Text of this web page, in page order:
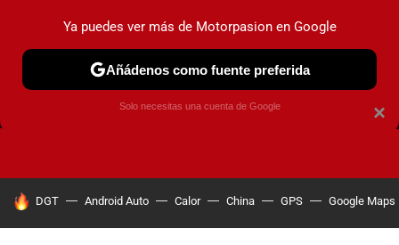
CAMBIO DE ACEITE AIRE ACONDICIONADO
HOY SE HABLA DE
DGT Android Auto Calor China GPS Google Maps
×
Ya puedes ver más de Motorpasion en Google
Añádenos como fuente preferida
Solo necesitas una cuenta de Google